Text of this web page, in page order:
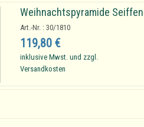
Weihnachtspyramide
Art.-Nr. : 30/1810
119,80 €
inklusive Mwst. und zzgl.
Versandkosten